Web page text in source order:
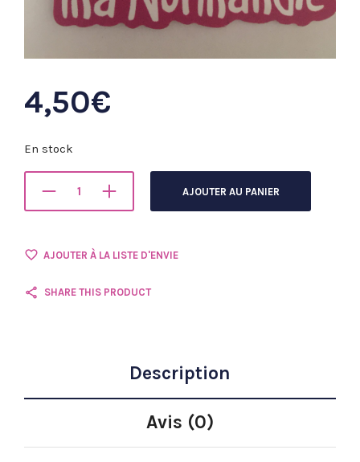
4,50€
En stock
AJOUTER AU PANIER
AJOUTER À LA LISTE D'ENVIE
SHARE THIS PRODUCT
Description
Avis (0)